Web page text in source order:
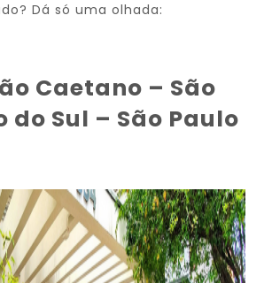
Dá só uma olhada:
Caetano – São
do Sul – São Paulo